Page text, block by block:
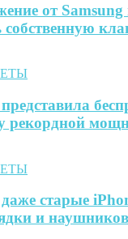
от Samsung
собственную
рекордной
старые
и наушников